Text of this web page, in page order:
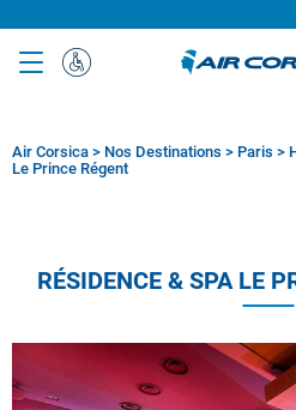
au
contenu
principalAssistance
Fil
d'Ariane
Air Corsica > Nos Destinations > Paris >
Le Prince Régent
RÉSIDENCE & SPA LE